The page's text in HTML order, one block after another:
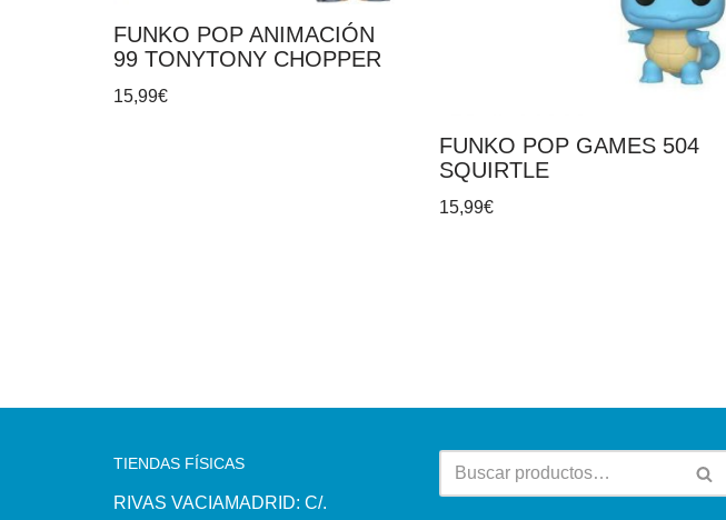
FUNKO POP ANIMACIÓN
99 TONYTONY CHOPPER
15,99€
FUNKO POP GAMES 504
SQUIRTLE
15,99€
TIENDAS FÍSICAS
RIVAS VACIAMADRID: C/.